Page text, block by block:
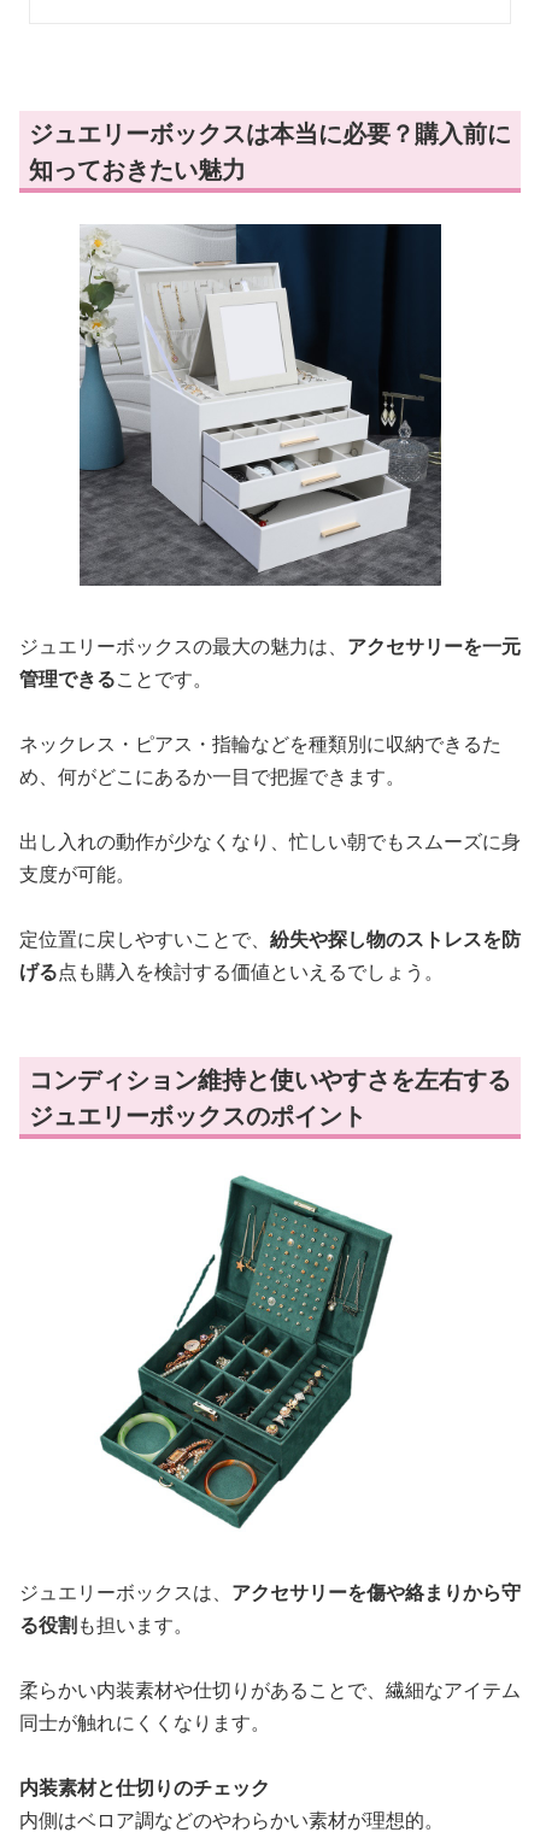
ジュエリーボックスは本当に必要？購入前に
知っておきたい魅力
ジュエリーボックスの最大の魅力は、 アクセサリーを一元
管理できることです。
ネックレス・ピアス・指輪などを種類別に収納できるた
め、何がどこにあるか一目で把握できます。
出し入れの動作が少なくなり、忙しい朝でもスムーズに身
支度が可能。
定位置に戻しやすいことで、 紛失や探し物のストレスを防
げる点も購入を検討する価値といえるでしょう。
コンディション維持と使いやすさを左右する
ジュエリーボックスのポイント
ジュエリーボックスは、 アクセサリーを傷や絡まりから守
る役割も担います。
柔らかい内装素材や仕切りがあることで、繊細なアイテム
同士が触れにくくなります。
内装素材と仕切りのチェック
内側はベロア調などのやわらかい素材が理想的。